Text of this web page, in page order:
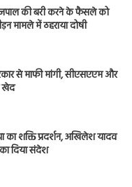
की बरी करने के फैसले को
मामले में ठहराया दोषी
से माफी मांगी, सीएसएएम और
खेद
का शक्ति प्रदर्शन, अखिलेश यादव
का दिया संदेश